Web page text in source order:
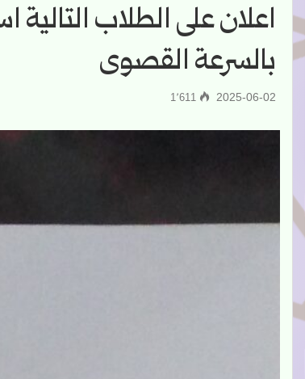
اعلان على الطلاب
بالسرعة القصوى
2025-06-02